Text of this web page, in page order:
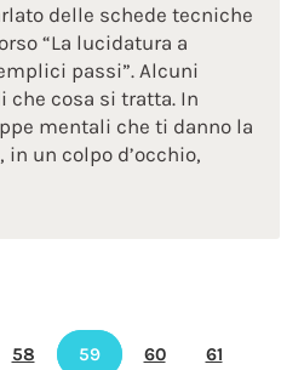
delle schede tecniche
“La lucidatura a
passi”. Alcuni
cosa si tratta. In
mentali che ti danno la
un colpo d’occhio,
58 59 60
61